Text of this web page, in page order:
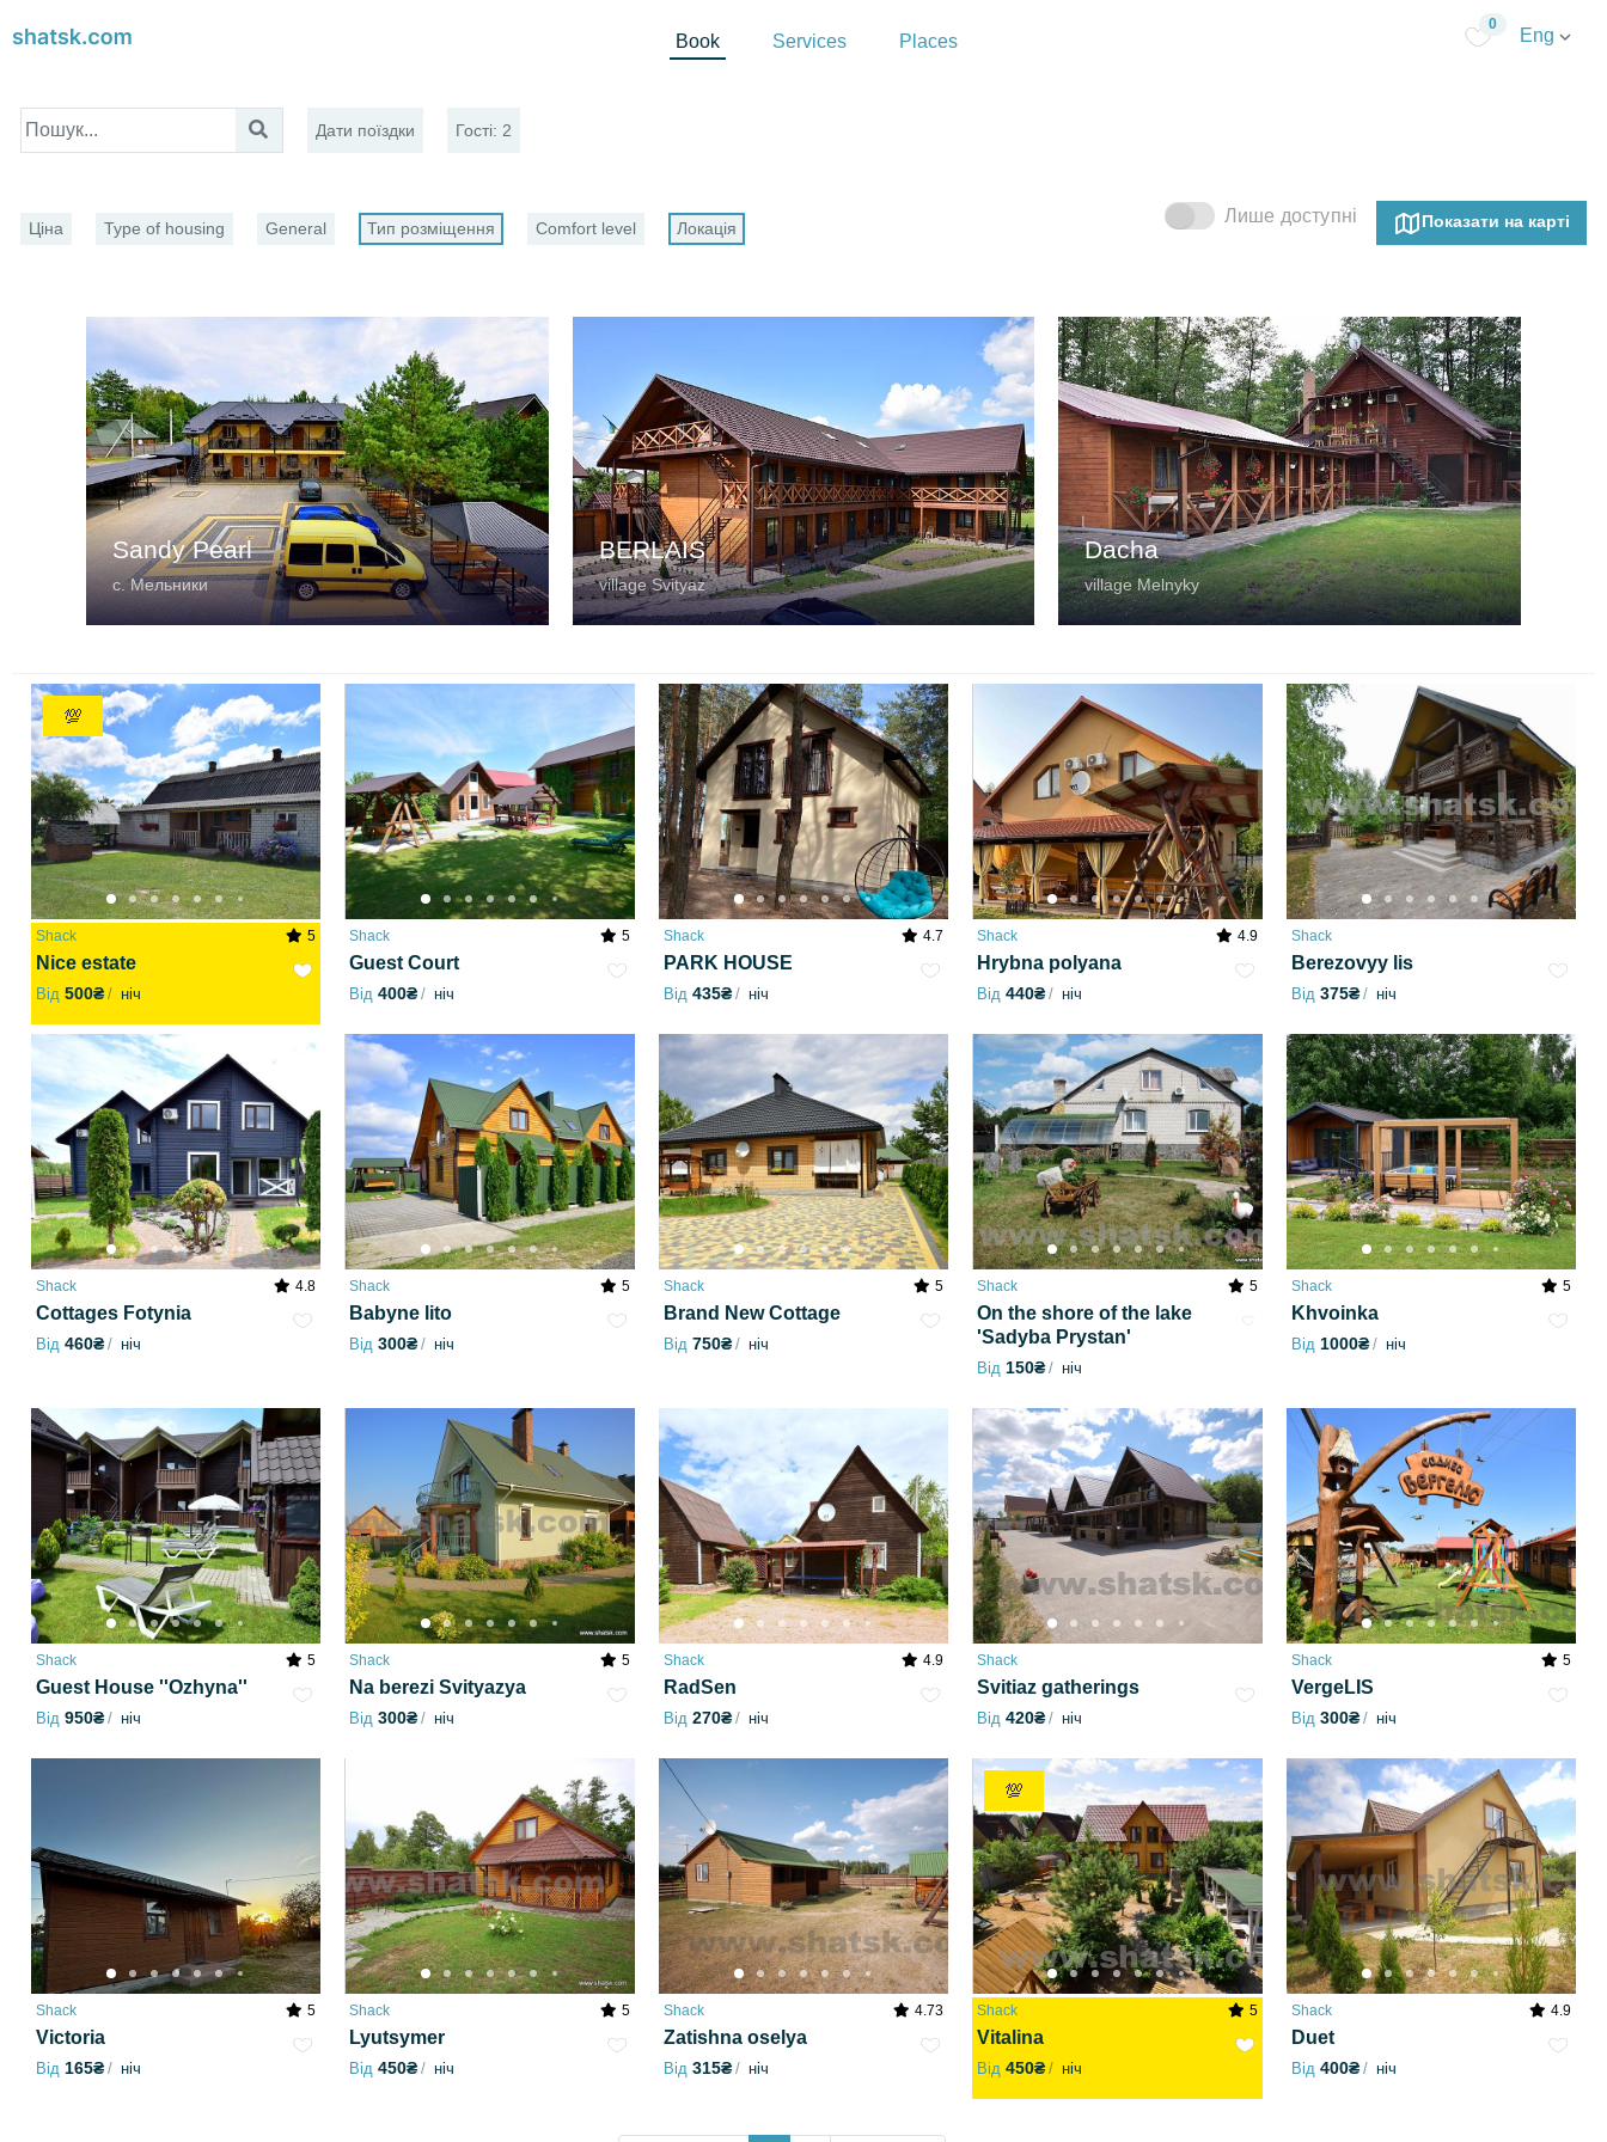
Book Services Places
0
Eng
Дати поїздки Гості: 2
Ціна Type of housing General Тип розміщення Comfort level Локація
Лише доступні Показати на карті
Sandy Pearl
с. Мельники
BERLAIS
village Svityaz
Dacha
village Melnyky
💯
Shack 5
Nice estate
Від 500₴ ніч
Shack 5
Guest Court
Від 400₴ ніч
Shack 4.7
PARK HOUSE
Від 435₴ ніч
Shack 4.9
Hrybna polyana
Від 440₴ ніч
Shack
Berezovyy lis
Від 375₴ ніч
Shack 4.8
Cottages Fotynia
Від 460₴ ніч
Shack 5
Babyne lito
Від 300₴ ніч
Shack 5
Brand New Cottage
Від 750₴ ніч
Shack 5
On the shore of the lake
'Sadyba Prystan'
Від 150₴ ніч
Shack 5
Khvoinka
Від 1000₴ ніч
Shack 5
Guest House ''Ozhyna''
Від 950₴ ніч
Shack 5
Na berezi Svityazya
Від 300₴ ніч
Shack 4.9
RadSen
Від 270₴ ніч
Shack
Svitiaz gatherings
Від 420₴ ніч
Shack 5
VergeLIS
Від 300₴ ніч
Shack 5
Victoria
Від 165₴ ніч
Shack 5
Lyutsymer
Від 450₴ ніч
Shack 4.73
Zatishna oselya
Від 315₴ ніч
💯
Shack 5
Vitalina
Від 450₴ ніч
Shack 4.9
Duet
Від 400₴ ніч